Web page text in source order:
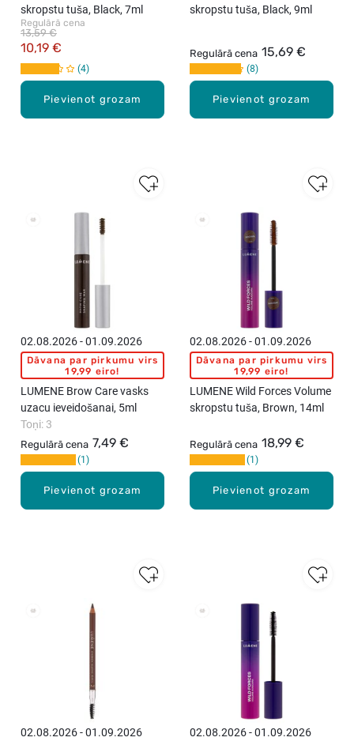
Pievienot grozam
skropstu tuša, Black, 7ml
Regulārā cena
10,19 €
13,59 €
4
Pievienot grozam
skropstu tuša, Black, 9ml
Regulārā cena 15,69 €
8
Pievienot grozam
02.08.2026 - 01.09.2026
Dāvana par pirkumu virs
19,99 eiro!
LUMENE Brow Care vasks
uzacu ieveidošanai, 5ml
Regulārā cena 7,49 €
Toņi: 3
1
Pievienot grozam
02.08.2026 - 01.09.2026
Dāvana par pirkumu virs
19,99 eiro!
LUMENE Wild Forces Volume
skropstu tuša, Brown, 14ml
Regulārā cena 18,99 €
1
02.08.2026 - 01.09.2026 02.08.2026 - 01.09.2026